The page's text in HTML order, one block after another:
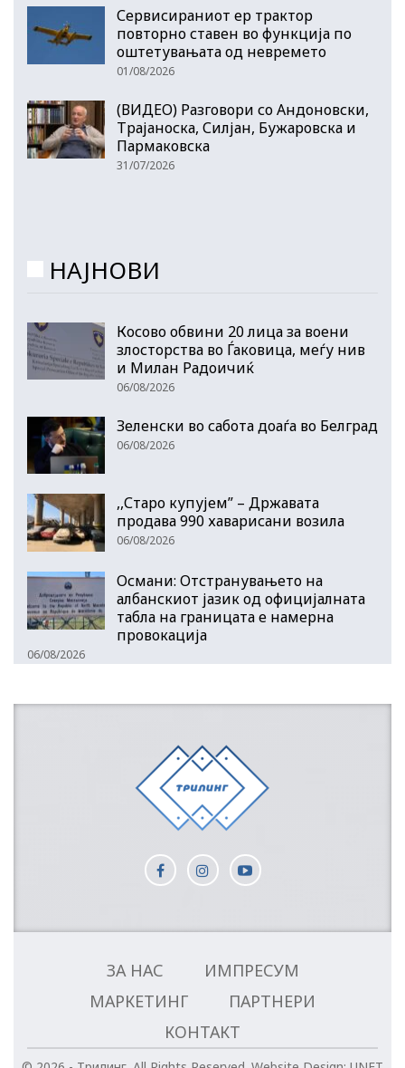
Сервисираниот ер трактор
повторно ставен во функција по
оштетувањата од невремето
01/08/2026
(ВИДЕО) Разговори со Андоновски,
Трајаноска, Силјан, Бужаровска и
Пармаковска
31/07/2026
НАЈНОВИ
Косово обвини 20 лица за воени
злосторства во Ѓаковица, меѓу нив
и Милан Радоичиќ
06/08/2026
Зеленски во сабота доаѓа во Белград
06/08/2026
,,Старо купујем” – Државата
продава 990 хаварисани возила
06/08/2026
Османи: Отстранувањето на
албанскиот јазик од официјалната
табла на границата е намерна
провокација
06/08/2026
ЗА НАС
ИМПРЕСУМ
МАРКЕТИНГ
ПАРТНЕРИ
КОНТАКТ